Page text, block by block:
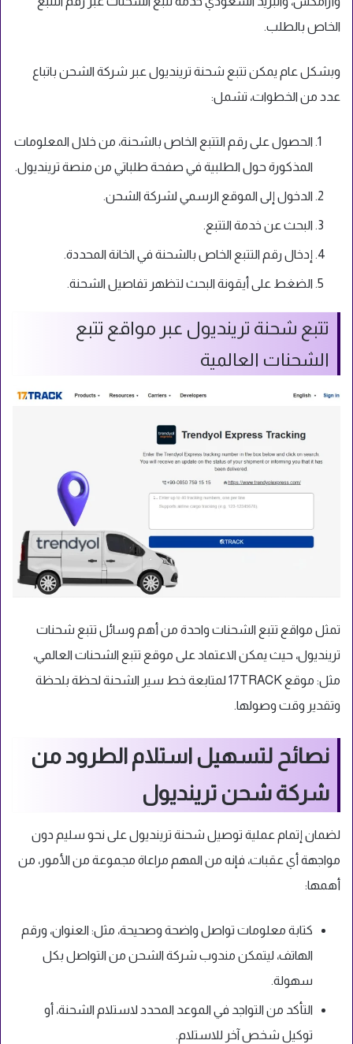
الخاص بالطلب.
وبشكل عام يمكن تتبع شحنة ترينديول عبر شركة الشحن باتباع
عدد من الخطوات، تشمل:
الحصول على رقم التتبع الخاص بالشحنة، من خلال المعلومات
المذكورة حول الطلبية في صفحة طلباتي من منصة ترينديول.
الدخول إلى الموقع الرسمي لشركة الشحن.
البحث عن خدمة التتبع.
إدخال رقم التتبع الخاص بالشحنة في الخانة المحددة.
الضغط على أيقونة البحث لتظهر تفاصيل الشحنة.
تتبع شحنة ترينديول عبر مواقع تتبع
الشحنات العالمية
تمثل مواقع تتبع الشحنات واحدة من أهم وسائل تتبع شحنات
ترينديول، حيث يمكن الاعتماد على موقع تتبع الشحنات العالمي،
مثل: موقع 17TRACK لمتابعة خط سير الشحنة لحظة بلحظة
وتقدير وقت وصولها.
نصائح لتسهيل استلام الطرود من
شركة شحن ترينديول
لضمان إتمام عملية توصيل شحنة ترينديول على نحو سليم دون
مواجهة أي عقبات، فإنه من المهم مراعاة مجموعة من الأمور، من
أهمها:
كتابة معلومات تواصل واضحة وصحيحة، مثل: العنوان، ورقم
الهاتف، ليتمكن مندوب شركة الشحن من التواصل بكل
سهولة.
التأكد من التواجد في الموعد المحدد لاستلام الشحنة، أو
توكيل شخص آخر للاستلام.